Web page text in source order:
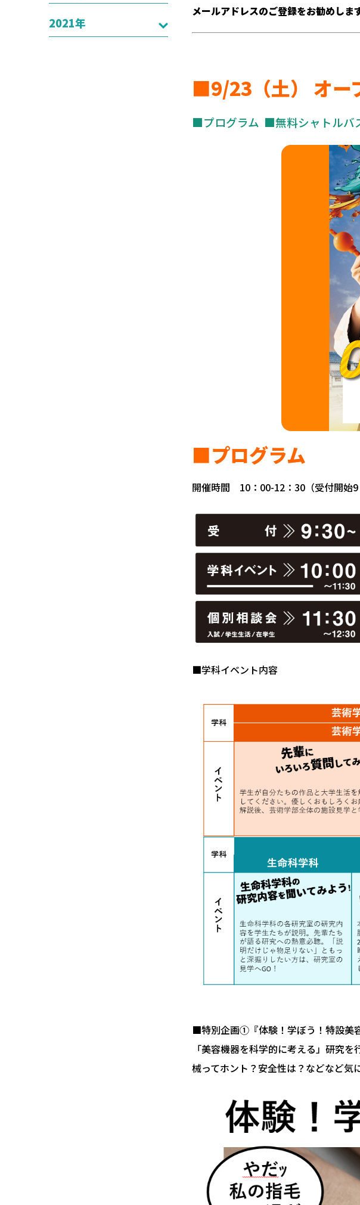
2021年
メールアドレスのご登録をお勧めします
■9/23（土） オー
■プログラム ■無料シャトルバ
■プログラム
開催時間 10：00-12：30（受付開始
■学科イベント内容
■特別企画①『体験！学ぼう！特設美
「美容機器を科学的に考える」研究
械ってホント？安全性は？などなど気